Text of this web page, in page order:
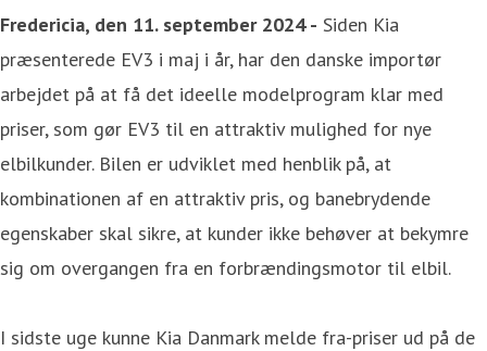
Fredericia, den 11. september 2024 - Siden Kia
præsenterede EV3 i maj i år, har den danske importør
arbejdet på at få det ideelle modelprogram klar med
priser, som gør EV3 til en attraktiv mulighed for nye
elbilkunder. Bilen er udviklet med henblik på, at
kombinationen af en attraktiv pris, og banebrydende
egenskaber skal sikre, at kunder ikke behøver at bekymre
sig om overgangen fra en forbrændingsmotor til elbil.
I sidste uge kunne Kia Danmark melde fra-priser ud på de